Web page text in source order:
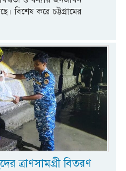
বিশেষ করে চট্টগ্রামের
ত্রাণসামগ্রী বিতরণ